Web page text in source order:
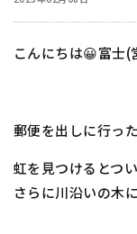
こんにちは😀富士(
郵便を出しに行っ
虹を見つけるとつ
さらに川沿いの木